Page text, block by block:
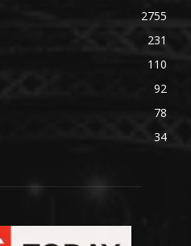
2755
231
110
92
78
34